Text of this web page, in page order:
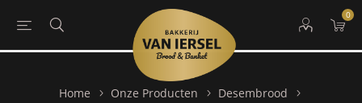
0
Home Onze Producten
Desembrood